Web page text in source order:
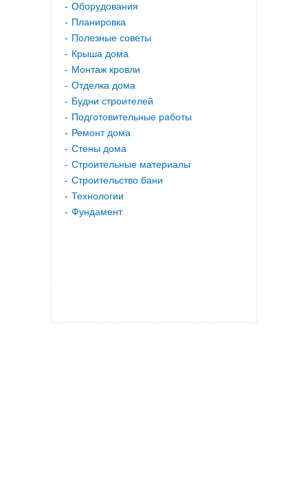
Оборудования
Планировка
Полезные советы
Крыша дома
Монтаж кровли
Отделка дома
Будни строителей
Подготовительные работы
Ремонт дома
Стены дома
Строительные материалы
Строительство бани
Технологии
Фундамент